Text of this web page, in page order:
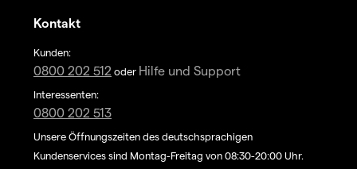
Kontakt
Kunden:
0800 202 512 oder Hilfe und Support
Interessenten:
0800 202 513
Unsere Öffnungszeiten des deutschsprachigen
Kundenservices sind Montag-Freitag von 08:30-20:00 Uhr.